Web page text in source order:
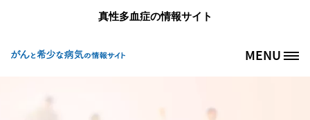
メインコンテンツに移動
真性多血症の情報サイト
Site Logo MENU